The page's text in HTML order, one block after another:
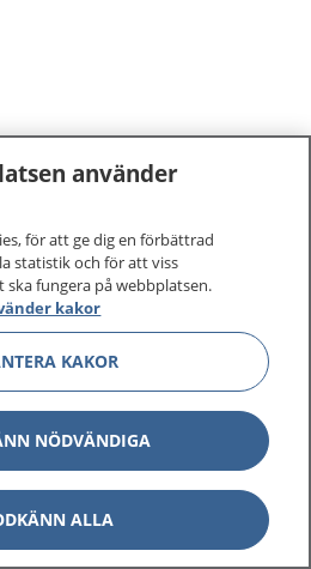
använder
för att ge dig en förbättrad
statistik och för att viss
fungera på webbplatsen.
kakor
KAKOR
NÖDVÄNDIGA
ALLA